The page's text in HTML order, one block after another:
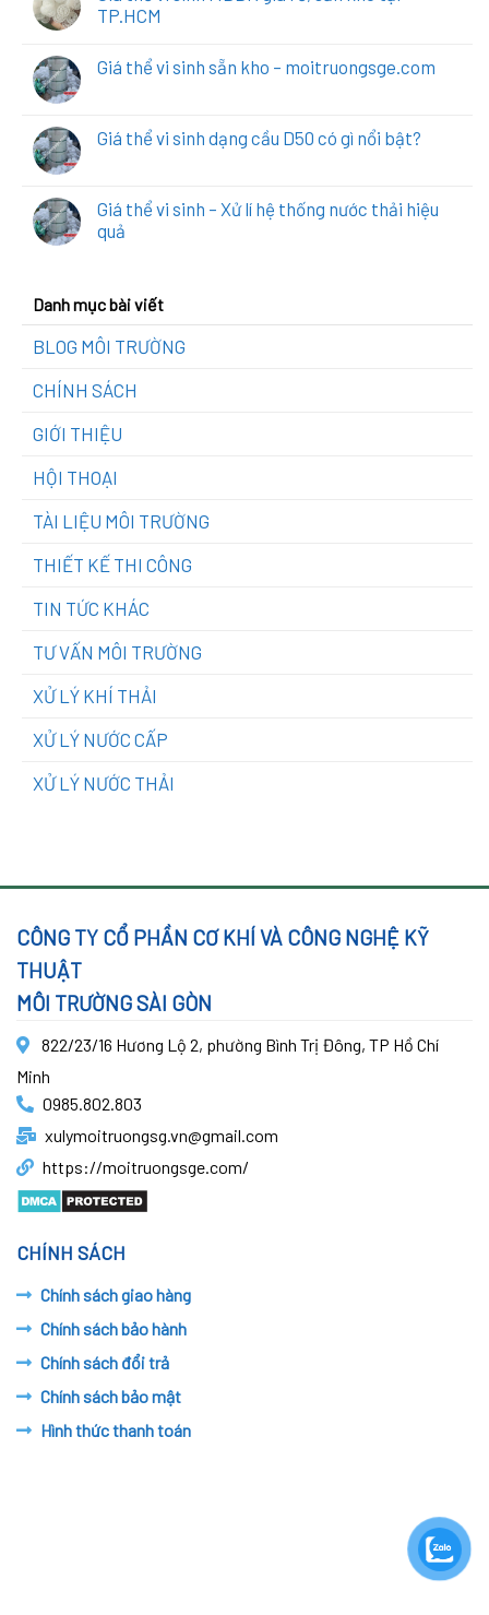
TP.HCM
Giá thể vi sinh sẵn kho – moitruongsge.com
Giá thể vi sinh dạng cầu D50 có gì nổi bật?
Giá thể vi sinh – Xử lí hệ thống nước thải hiệu
quả
Danh mục bài viết
BLOG MÔI TRƯỜNG
CHÍNH SÁCH
GIỚI THIỆU
HỘI THOẠI
TÀI LIỆU MÔI TRƯỜNG
THIẾT KẾ THI CÔNG
TIN TỨC KHÁC
TƯ VẤN MÔI TRƯỜNG
XỬ LÝ KHÍ THẢI
XỬ LÝ NƯỚC CẤP
XỬ LÝ NƯỚC THẢI
CÔNG TY CỔ PHẦN CƠ KHÍ VÀ CÔNG NGHỆ KỸ
THUẬT
MÔI TRƯỜNG SÀI GÒN
822/23/16 Hương Lộ 2, phường Bình Trị Đông, TP Hồ Chí
Minh
0985.802.803
xulymoitruongsg.vn@gmail.com
https://moitruongsge.com/
CHÍNH SÁCH
Chính sách giao hàng
Chính sách bảo hành
Chính sách đổi trả
Chính sách bảo mật
Hình thức thanh toán